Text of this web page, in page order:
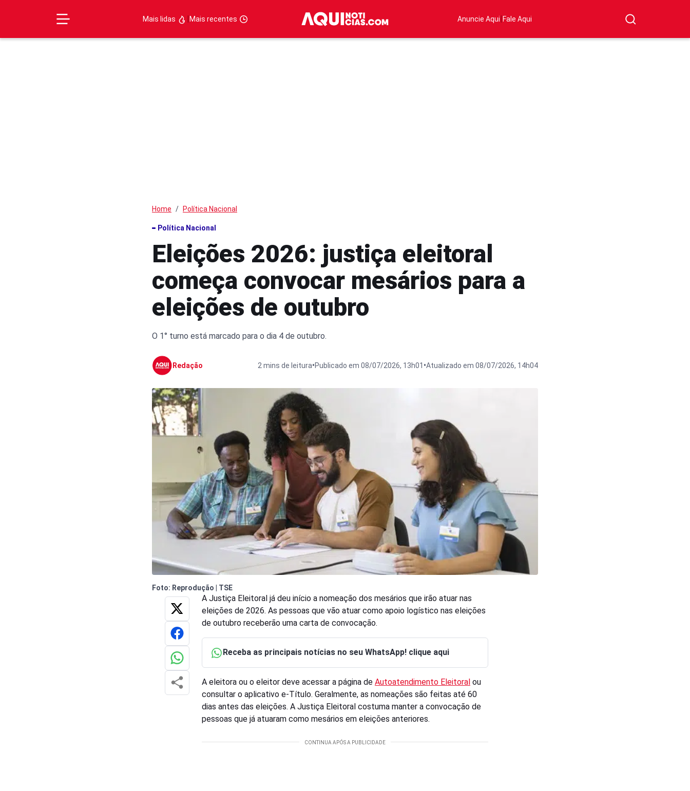
Mais lidas |Mais recentes Anuncie Aqui|Fale Aqui
Home Política Nacional
Política Nacional
Eleições 2026: justiça eleitoral
começa convocar mesários para a
eleições de outubro
O 1° turno está marcado para o dia 4 de outubro.
Redação 2 mins de leitura•Publicado em 08/07/2026, 13h01 •Atualizado em 08/07/2026, 14h04
Foto: Reprodução | TSE
A Justiça Eleitoral já deu início a nomeação dos mesários que irão atuar nas
eleições de 2026. As pessoas que vão atuar como apoio logístico nas eleições
de outubro receberão uma carta de convocação.
Receba as principais notícias no seu WhatsApp! clique aqui
A eleitora ou o eleitor deve acessar a página de Autoatendimento Eleitoral ou
consultar o aplicativo e-Título. Geralmente, as nomeações são feitas até 60
dias antes das eleições. A Justiça Eleitoral costuma manter a convocação de
pessoas que já atuaram como mesários em eleições anteriores.